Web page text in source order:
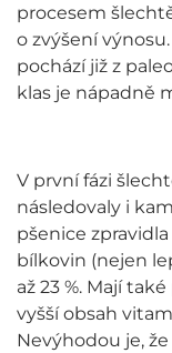
procesem
o zvýšení
pochází již z
klas je nápadně
V první fázi
následovaly i
pšenice
bílkovin (nejen
až 23 %. Mají
vyšší obsah
Nevýhodou je,